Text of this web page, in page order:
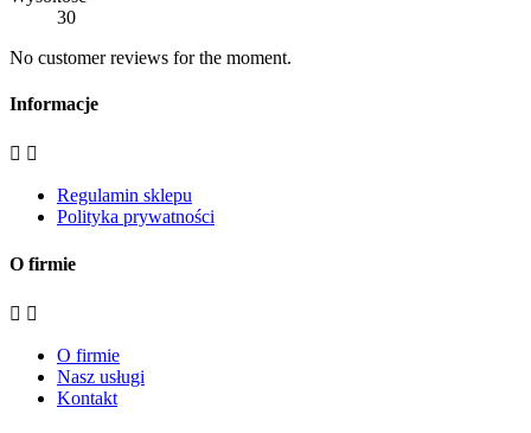
30
No customer reviews for the moment.
Informacje
 
Regulamin sklepu
Polityka prywatności
O firmie
 
O firmie
Nasz usługi
Kontakt